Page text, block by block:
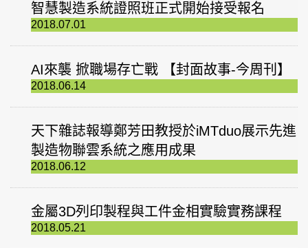
智慧製造系統證照班正式開始接受報名
2018.07.01
AI來襲 掀職場存亡戰 【封面故事-今周刊】
2018.06.14
天下雜誌報導鄭芳田教授於iMTduo展示先進
製造物聯雲系統之應用成果
2018.06.12
金屬3D列印製程與工件金相實驗實務課程
2018.05.21